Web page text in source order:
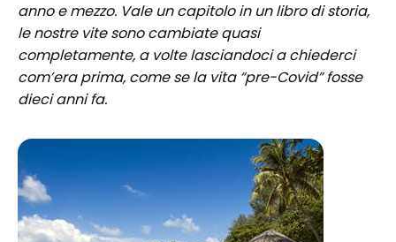
anno e mezzo. Vale un capitolo in un libro di storia,
le nostre vite sono cambiate quasi
completamente, a volte lasciandoci a chiederci
com’era prima, come se la vita “pre-Covid” fosse
dieci anni fa.